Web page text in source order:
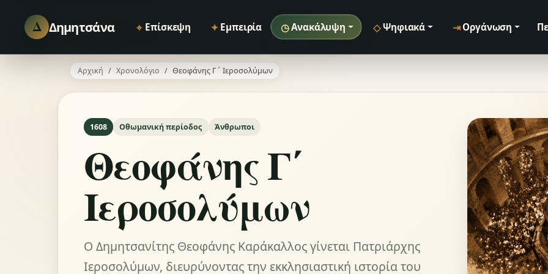
Δ Δημητσάνα ⌖ Επίσκεψη ✦ Εμπειρία ◷Ανακάλυψη ◇ Ψηφιακά ⇥ Οργάνωση
Αρχική Χρονολόγιο Θεοφάνης Γ΄ Ιεροσολύμων
1608 Οθωμανική περίοδος Άνθρωποι
Θεοφάνης Γ΄
Ιεροσολύμων
Ο Δημητσανίτης Θεοφάνης Καράκαλλος γίνεται Πατριάρχης
Ιεροσολύμων, διευρύνοντας την εκκλησιαστική ιστορία του